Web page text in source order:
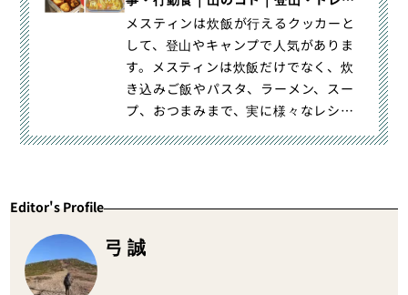
たの悩みの解決やステップアップに活
用できます。
ン・山スキーマガジン「山旅旅」
メスティンは炊飯が行えるクッカーと
して、登山やキャンプで人気がありま
す。メスティンは炊飯だけでなく、炊
き込みご飯やパスタ、ラーメン、スー
プ、おつまみまで、実に様々なレシピ
が紹介されています。メスティン｜キ
カテゴリの記事ページです。
Editor's Profile
弓 誠